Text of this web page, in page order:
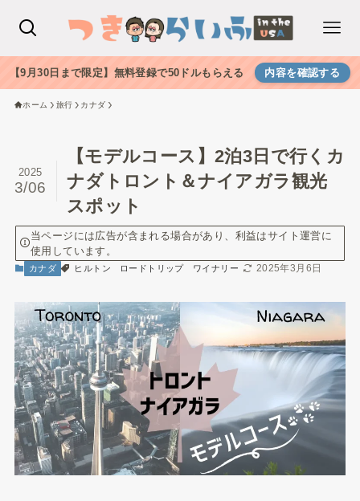
【9月30日まで限定】無料登録で50ドルもらえる 内容を確認する
ホーム 旅行 カナダ
【モデルコース】2泊3日で行くカ
ナダトロント＆ナイアガラ観光
スポット
2025
3/06
当ページには広告が含まれる場合があり、利益はサイト運営に
使用しています。
カナダ ヒルトン ロードトリップ ワイナリー 2025年3月6日